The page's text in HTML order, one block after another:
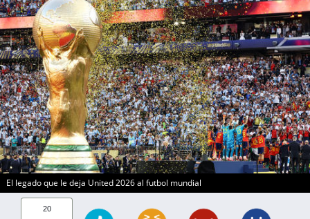
El legado que le deja United 2026 al futbol mundial
20